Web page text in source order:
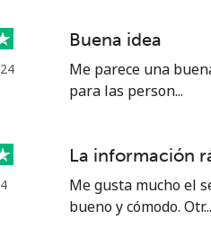
Sesión
Buena idea
Me parece una
para las person...
La información
Me gusta mucho el
bueno y cómodo. Otr...